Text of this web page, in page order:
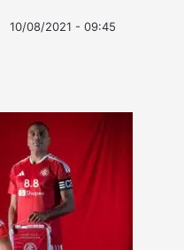
10/08/2021 - 09:45